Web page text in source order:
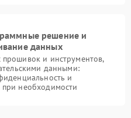
решение и
данных
и инструментов,
данными:
и
необходимости